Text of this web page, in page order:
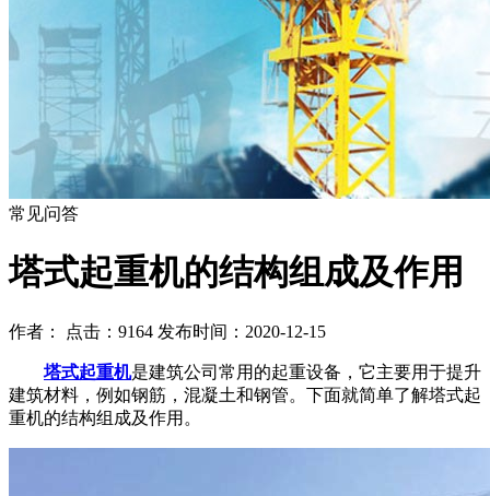
常见问答
塔式起重机的结构组成及作用
作者： 点击：9164 发布时间：2020-12-15
塔式起重机是建筑公司常用的起重设备，它主要用于提升
建筑材料，例如钢筋，混凝土和钢管。下面就简单了解塔式起
重机的结构组成及作用。